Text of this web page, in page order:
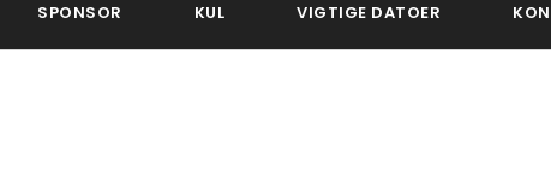
SPONSOR KUL VIGTIGE DATOER